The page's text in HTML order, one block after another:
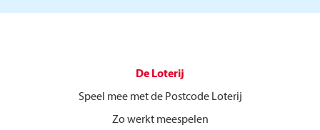
De Loterij
Speel mee met de Postcode Loterij
Zo werkt meespelen